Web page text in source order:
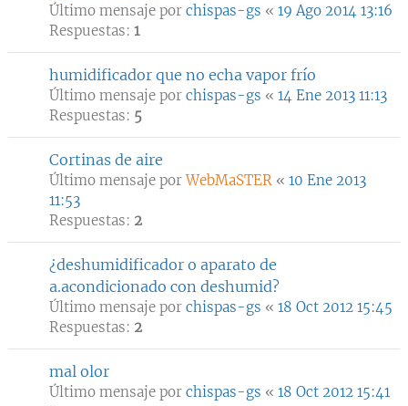
Último mensaje por chispas-gs « 19 Ago 2014 13:16
Respuestas: 1
humidificador que no echa vapor frío
Último mensaje por chispas-gs « 14 Ene 2013 11:13
Respuestas: 5
Cortinas de aire
Último mensaje porWebMaSTER « 10 Ene 2013
11:53
Respuestas: 2
¿deshumidificador o aparato de
a.acondicionado con deshumid?
Último mensaje por chispas-gs « 18 Oct 2012 15:45
Respuestas: 2
mal olor
Último mensaje por chispas-gs « 18 Oct 2012 15:41